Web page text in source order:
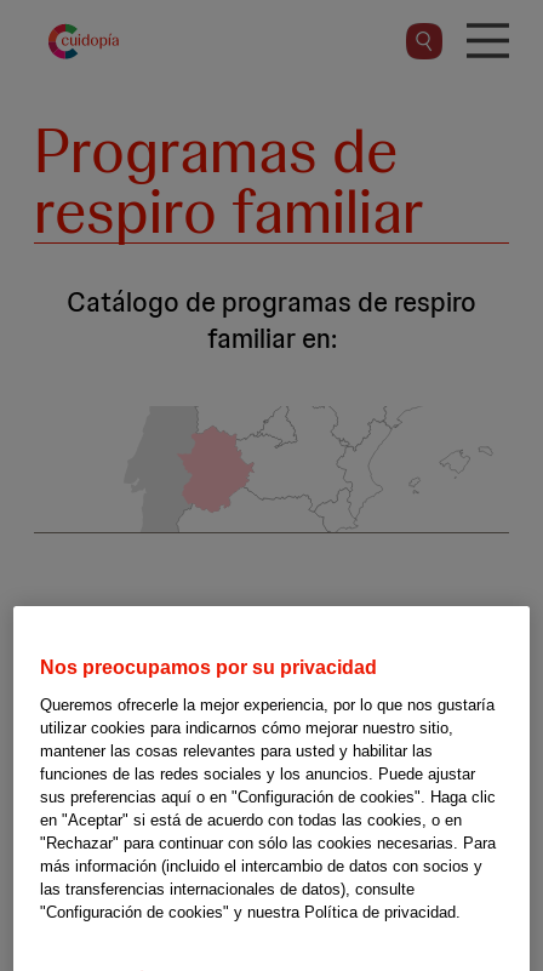
contenido
Programas de
respiro familiar
Catálogo de programas de respiro
familiar en:
Programas
de
respiro
familiar
-
Extremadura
Programas de respiro familiar en Extremadura
Estas guías son un material de orientación y apoyo elaborado por
SUPERCUIDADORES para el programa social Cuidopía de las
Nos preocupamos por su privacidad
Queremos ofrecerle la mejor experiencia, por lo que nos gustaría
utilizar cookies para indicarnos cómo mejorar nuestro sitio,
mantener las cosas relevantes para usted y habilitar las
funciones de las redes sociales y los anuncios. Puede ajustar
sus preferencias aquí o en "Configuración de cookies". Haga clic
en "Aceptar" si está de acuerdo con todas las cookies, o en
"Rechazar" para continuar con sólo las cookies necesarias. Para
más información (incluido el intercambio de datos con socios y
las transferencias internacionales de datos), consulte
"Configuración de cookies" y nuestra Política de privacidad.